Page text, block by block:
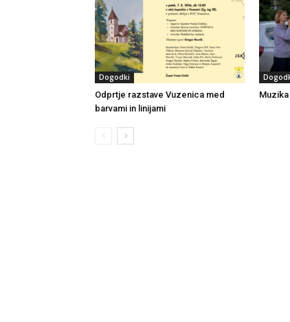
Dogodki
Odprtje razstave Vuzenica med
barvami in linijami